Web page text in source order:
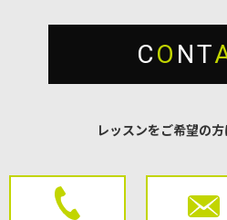
CO NT
レッスンをご希望の方